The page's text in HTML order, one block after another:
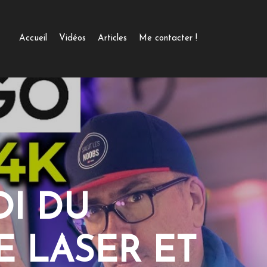
Accueil Vidéos Articles Me contacter !
DU
LASER ET